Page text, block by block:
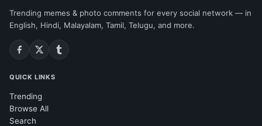
Trending memes & photo comments for every social network — in
English, Hindi, Malayalam, Tamil, Telugu, and more.
QUICK LINKS
Trending
Browse All
Search